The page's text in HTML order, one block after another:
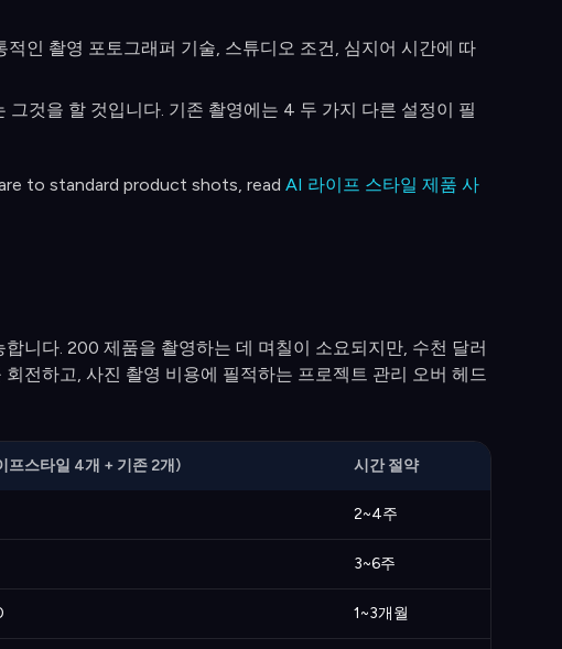
인 촬영 포토그래퍼 기술, 스튜디오 조건, 심지어 시간에 따
것을 할 것입니다. 기존 촬영에는 4 두 가지 다른 설정이 필
to standard product shots, read AI 라이프 스타일 제품 사
니다. 200 제품을 촬영하는 데 며칠이 소요되지만, 수천 달러
전하고, 사진 촬영 비용에 필적하는 프로젝트 관리 오버 헤드
프스타일 4개 + 기존 2개) 시간 절약
2~4주
3~6주
1~3개월